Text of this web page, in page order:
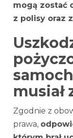
mogą zostać
z polisy oraz
musiał
Zgodnie z
prawa,